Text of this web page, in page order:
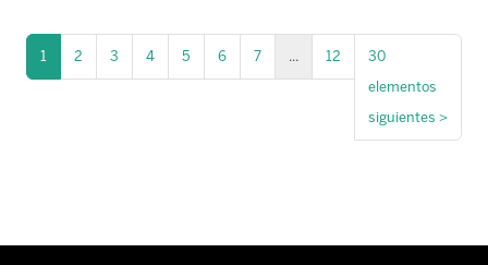
1 2 3 4 5 6 7 ... 12
30
elementos
siguientes >